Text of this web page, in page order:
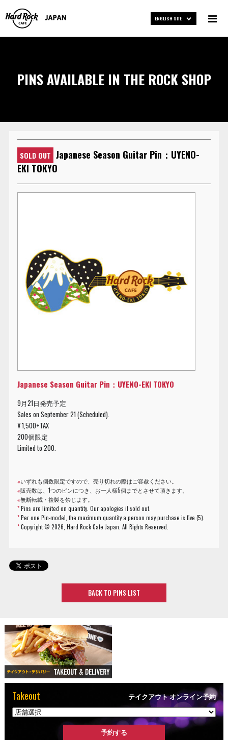
ENGLISH SITE
PINS AVAILABLE IN THE ROCK SHOP
SOLD OUT Japanese Season Guitar Pin：UYENO-
EKI TOKYO
Japanese Season Guitar Pin：UYENO-EKI TOKYO
9月21日発売予定
Sales on September 21 (Scheduled).
¥ 1,500+TAX
200個限定
Limited to 200.
※いずれも個数限定ですので、売り切れの際はご容赦ください。
※販売数は、1つのピンにつき、お一人様5個までとさせて頂きます。
※無断転載・複製を禁じます。
*Pins are limited on quantity. Our apologies if sold out.
*Per one Pin-model, the maximum quantity a person may purchase is five (5).
*Copyright ©2026, Hard Rock Cafe Japan. All Rights Reserved.
BACK TO PINS LIST
Takeout テイクアウト オンライン予約